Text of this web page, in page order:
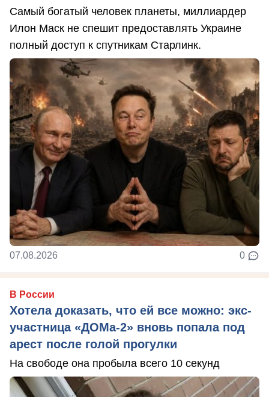
Самый богатый человек планеты, миллиардер
Илон Маск не спешит предоставлять Украине
полный доступ к спутникам Старлинк.
07.08.2026 0
В России
Хотела доказать, что ей все можно: экс-
участница «ДОМа-2» вновь попала под
арест после голой прогулки
На свободе она пробыла всего 10 секунд